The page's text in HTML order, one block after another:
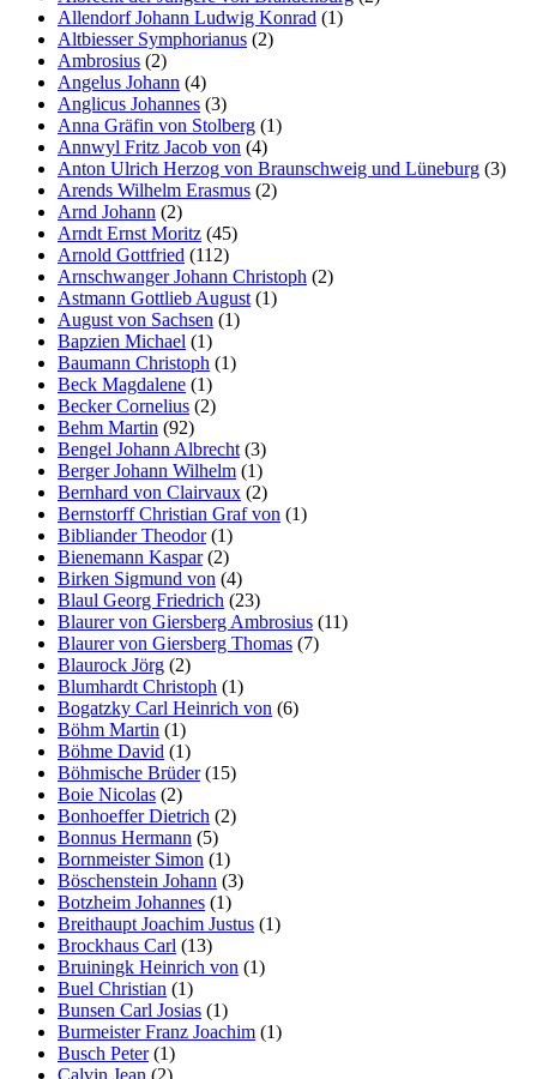
Allendorf Johann Ludwig Konrad (1)
Altbiesser Symphorianus (2)
Ambrosius (2)
Angelus Johann (4)
Anglicus Johannes (3)
Anna Gräfin von Stolberg (1)
Annwyl Fritz Jacob von (4)
Anton Ulrich Herzog von Braunschweig und Lüneburg (3)
Arends Wilhelm Erasmus (2)
Arnd Johann (2)
Arndt Ernst Moritz (45)
Arnold Gottfried (112)
Arnschwanger Johann Christoph (2)
Astmann Gottlieb August (1)
August von Sachsen (1)
Bapzien Michael (1)
Baumann Christoph (1)
Beck Magdalene (1)
Becker Cornelius (2)
Behm Martin (92)
Bengel Johann Albrecht (3)
Berger Johann Wilhelm (1)
Bernhard von Clairvaux (2)
Bernstorff Christian Graf von (1)
Bibliander Theodor(1)
Bienemann Kaspar(2)
Birken Sigmund von (4)
Blaul Georg Friedrich (23)
Blaurer von Giersberg Ambrosius (11)
Blaurer von Giersberg Thomas (7)
Blaurock Jörg (2)
Blumhardt Christoph (1)
Bogatzky Carl Heinrich von (6)
Böhm Martin (1)
Böhme David (1)
Böhmische Brüder(15)
Boie Nicolas (2)
Bonhoeffer Dietrich (2)
Bonnus Hermann (5)
Bornmeister Simon (1)
Böschenstein Johann (3)
Botzheim Johannes (1)
Breithaupt Joachim Justus (1)
Brockhaus Carl (13)
Bruiningk Heinrich von (1)
Buel Christian (1)
Bunsen Carl Josias (1)
Burmeister Franz Joachim (1)
Busch Peter(1)
Calvin Jean (2)